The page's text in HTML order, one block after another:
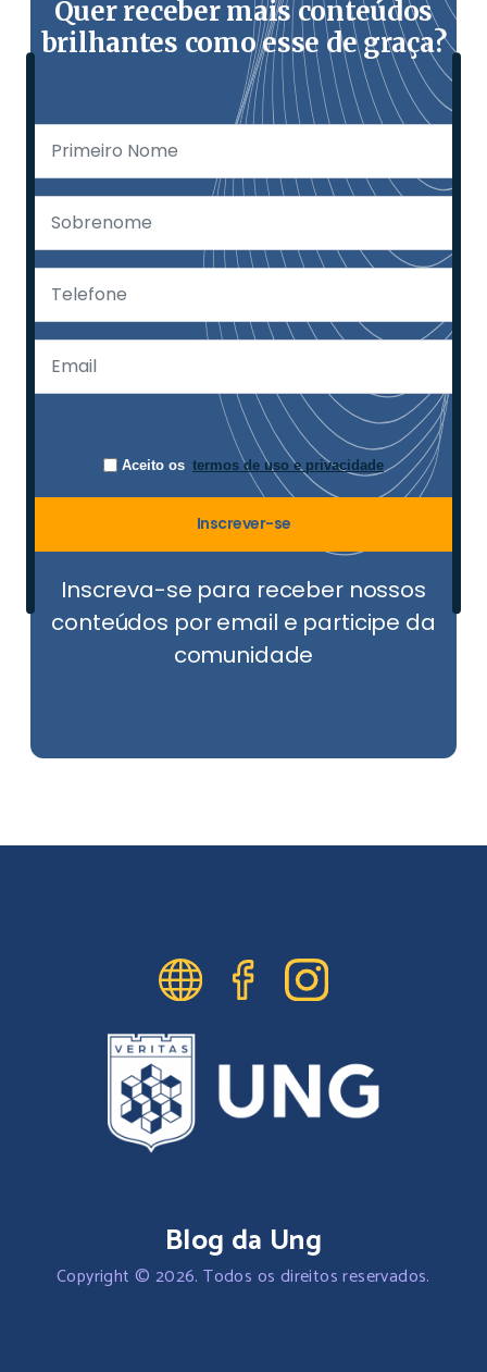
Quer receber mais conteúdos
brilhantes como esse de graça?
Aceito os termos de uso e privacidade
Inscrever-se
Inscreva-se para receber nossos
conteúdos por email e participe da
comunidade
Blog da Ung
Copyright © 2026. Todos os direitos reservados.